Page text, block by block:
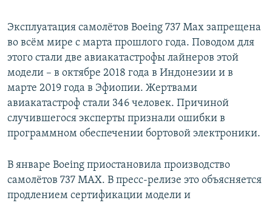
Эксплуатация самолётов Boeing 737 Max запрещена
во всём мире с марта прошлого года. Поводом для
этого стали две авиакатастрофы лайнеров этой
модели – в октябре 2018 года в Индонезии и в
марте 2019 года в Эфиопии. Жертвами
авиакатастроф стали 346 человек. Причиной
случившегося эксперты признали ошибки в
программном обеспечении бортовой электроники.
В январе Boeing приостановила производство
самолётов 737 MAX. В пресс-релизе это объясняется
продлением сертификации модели и